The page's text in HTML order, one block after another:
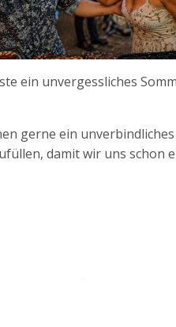
ein unvergessliches
gerne ein
damit wir uns schon